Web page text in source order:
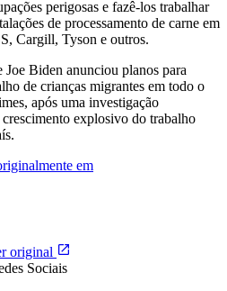
perigosas e fazê-los trabalhar
de processamento de carne em
Cargill, Tyson e outros.
Biden anunciou planos para
de crianças migrantes em todo o
após uma investigação
explosivo do trabalho
em
original
Sociais